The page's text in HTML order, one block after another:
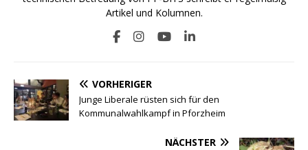
Artikel und Kolumnen.
VORHERIGER
Junge Liberale rüsten sich für den
Kommunalwahlkampf in Pforzheim
NÄCHSTER